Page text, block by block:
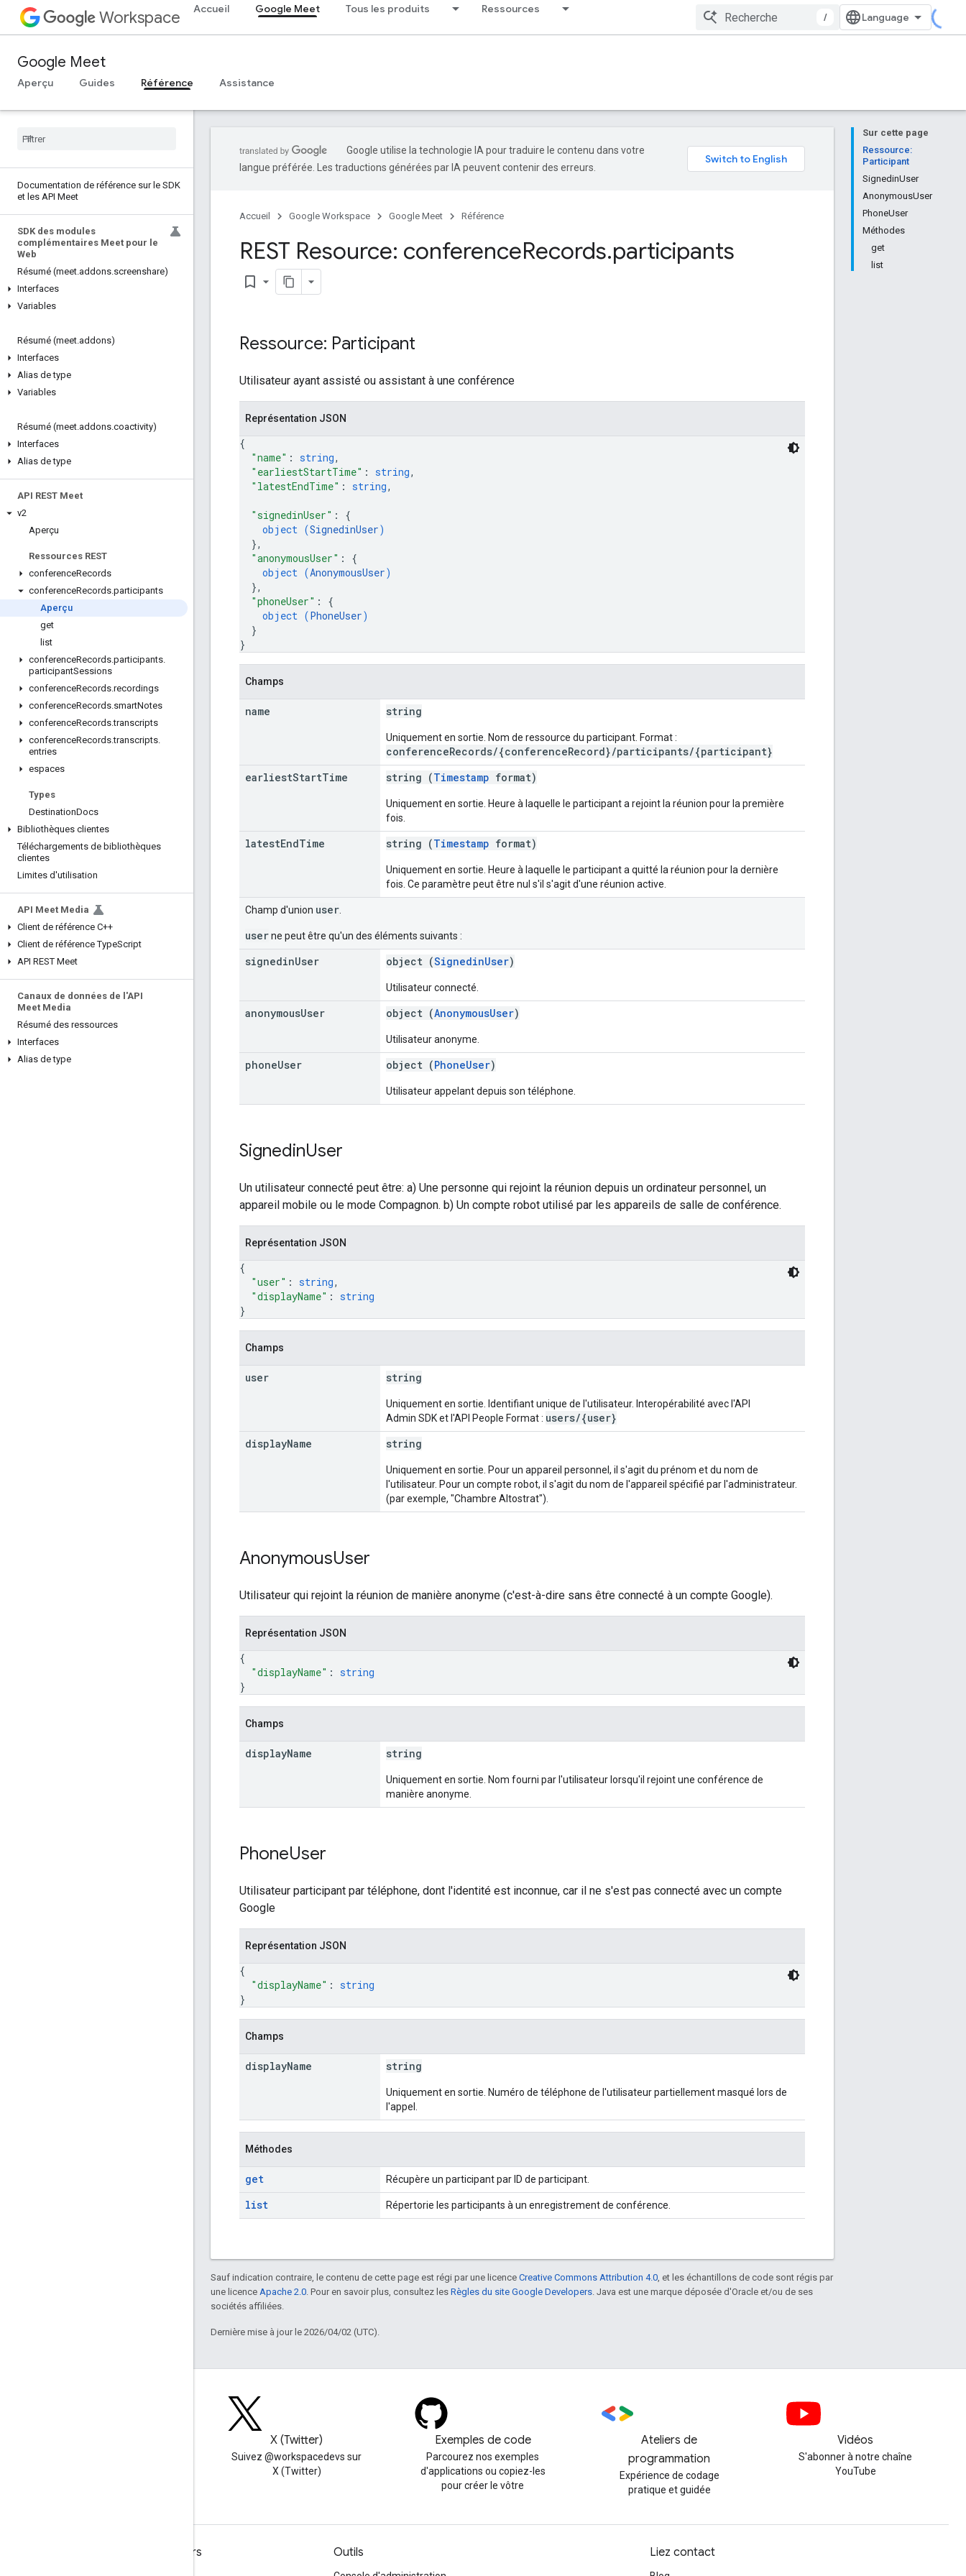
Workspace Accueil Google Meet Tous les produits Ressources
/
Google Meet
Aperçu Guides Référence Assistance
Documentation de référence sur le SDK
et les API Meet
SDK des modules
complémentaires Meet pour le
Web
Résumé (meet.addons.screenshare)
Interfaces
Variables
Résumé (meet.addons)
Interfaces
Alias de type
Variables
Résumé (meet.addons.coactivity)
Interfaces
Alias de type
API REST Meet
v2
Aperçu
Ressources REST
conferenceRecords
conferenceRecords.participants
Aperçu
get
list
conferenceRecords.participants.
participantSessions
conferenceRecords.recordings
conferenceRecords.smartNotes
conferenceRecords.transcripts
conferenceRecords.transcripts.
entries
espaces
Types
DestinationDocs
Bibliothèques clientes
Téléchargements de bibliothèques
clientes
Limites d'utilisation
API Meet Media
Client de référence C++
Client de référence TypeScript
API REST Meet
Canaux de données de l'API
Meet Media
Résumé des ressources
Interfaces
Alias de type
Sur cette page
Ressource:
Participant
SignedinUser
AnonymousUser
PhoneUser
Méthodes
get
list
Google utilise la technologie IA pour traduire le contenu dans votre
langue préférée. Les traductions générées par IA peuvent contenir des erreurs.
Accueil Google Workspace Google Meet Référence
REST Resource: conferenceRecords.participants
bookmark_border
Ressource: Participant
Utilisateur ayant assisté ou assistant à une conférence
Représentation JSON
{
"name" : string,
"earliestStartTime" : string,
"latestEndTime" : string,
"signedinUser" : {
object (SignedinUser)
},
"anonymousUser" : {
object (AnonymousUser)
},
"phoneUser" : {
object (PhoneUser)
}
}
Champs
name string
Uniquement en sortie. Nom de ressource du participant. Format :
conferenceRecords/{conferenceRecord}/participants/{participant}
earliestStartTime string (Timestamp format)
Uniquement en sortie. Heure à laquelle le participant a rejoint la réunion pour la première
fois.
latestEndTime string (Timestamp format)
Uniquement en sortie. Heure à laquelle le participant a quitté la réunion pour la dernière
fois. Ce paramètre peut être nul s'il s'agit d'une réunion active.
Champ d'union user
userne peut être qu'un des éléments suivants :
signedinUser object (SignedinUser)
Utilisateur connecté.
anonymousUser object (AnonymousUser)
Utilisateur anonyme.
phoneUser object (PhoneUser)
Utilisateur appelant depuis son téléphone.
SignedinUser
Un utilisateur connecté peut être: a) Une personne qui rejoint la réunion depuis un ordinateur personnel, un
appareil mobile ou le mode Compagnon. b) Un compte robot utilisé par les appareils de salle de conférence.
Représentation JSON
{
"user" : string,
"displayName" : string
}
Champs
user string
Uniquement en sortie. Identifiant unique de l'utilisateur. Interopérabilité avec l'API
Admin SDK et l'API People Format : users/{user}
displayName string
Uniquement en sortie. Pour un appareil personnel, il s'agit du prénom et du nom de
l'utilisateur. Pour un compte robot, il s'agit du nom de l'appareil spécifié par l'administrateur.
(par exemple, "Chambre Altostrat").
AnonymousUser
Utilisateur qui rejoint la réunion de manière anonyme (c'est-à-dire sans être connecté à un compte Google).
Représentation JSON
{
"displayName" : string
}
Champs
displayName string
Uniquement en sortie. Nom fourni par l'utilisateur lorsqu'il rejoint une conférence de
manière anonyme.
PhoneUser
Utilisateur participant par téléphone, dont l'identité est inconnue, car il ne s'est pas connecté avec un compte
Google
Représentation JSON
{
"displayName" : string
}
Champs
displayName string
Uniquement en sortie. Numéro de téléphone de l'utilisateur partiellement masqué lors de
l'appel.
Méthodes
get Récupère un participant par ID de participant.
list Répertorie les participants à un enregistrement de conférence.
Sauf indication contraire, le contenu de cette page est régi par une licence Creative Commons Attribution 4.0 , et les échantillons de code sont régis par
une licence Apache 2.0 . Pour en savoir plus, consultez les Règles du site Google Developers . Java est une marque déposée d'Oracle et/ou de ses
sociétés affiliées.
Dernière mise à jour le 2026/04/02 (UTC).
X (Twitter)
Suivez @workspacedevs sur
X (Twitter)
Exemples de code
Parcourez nos exemples
d'applications ou copiez-les
pour créer le vôtre
Ateliers de
programmation
Expérience de codage
pratique et guidée
Vidéos
S'abonner à notre chaîne
YouTube
Google Workspace for Developers Outils Liez contact